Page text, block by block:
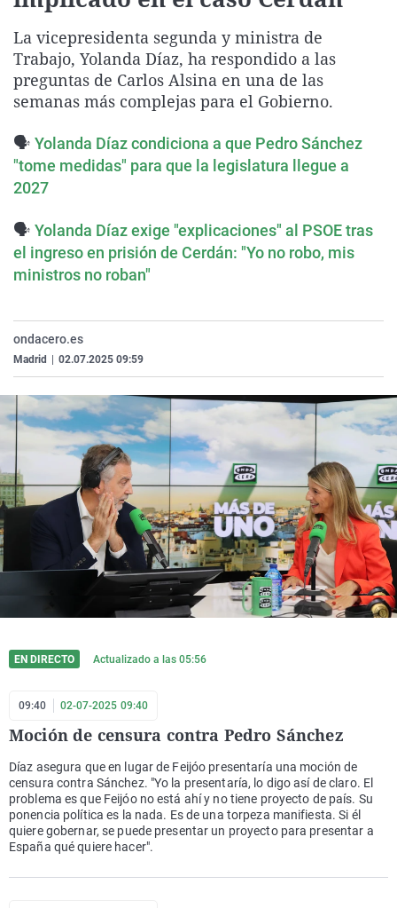
Gente viajera
Como el perro y el
Retornados
Equipo de
Operación Viuda
Galicia
La Rioja
Navarra
País Vasco
Televisión
Elecciones
La vicepresidenta segunda y ministra de
Trabajo, Yolanda Díaz, ha respondido a las
preguntas de Carlos Alsina en una de las
semanas más complejas para el Gobierno.
🗣️ Yolanda Díaz condiciona a que Pedro Sánchez
"tome medidas" para que la legislatura llegue a
2027
🗣️ Yolanda Díaz exige "explicaciones" al PSOE tras
el ingreso en prisión de Cerdán: "Yo no robo, mis
ministros no roban"
ondacero.es
Madrid 02.07.2025 09:59
EN DIRECTO Actualizado a las 05:56
09:40 02-07-2025 09:40
Moción de censura contra Pedro Sánchez
Díaz asegura que en lugar de Feijóo presentaría una moción de
censura contra Sánchez. "Yo la presentaría, lo digo así de claro. El
problema es que Feijóo no está ahí y no tiene proyecto de país. Su
ponencia política es la nada. Es de una torpeza manifiesta. Si él
quiere gobernar, se puede presentar un proyecto para presentar a
España qué quiere hacer".